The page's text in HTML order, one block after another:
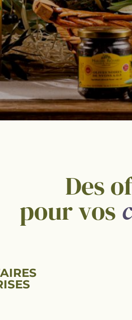
Colis
site dédié aux
mesure &
Des
pour vos